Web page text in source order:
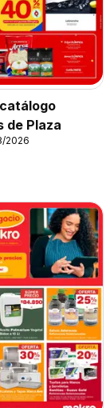
de Plaza
2026